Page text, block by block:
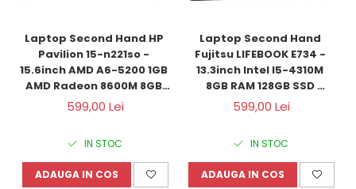
Laptop Second Hand HP
Pavilion 15-n221so -
15.6inch AMD A6-5200 1GB
AMD Radeon 8600M 8GB
RAM 1000GB HDD Windows
10 Refurbished
599,00 Lei
IN STOC
ADAUGA IN COS
Laptop Second Hand
Fujitsu LIFEBOOK E734 -
13.3inch Intel I5-4310M
8GB RAM 128GB SSD
Windows 10 Refurbished
599,00 Lei
IN STOC
ADAUGA IN COS